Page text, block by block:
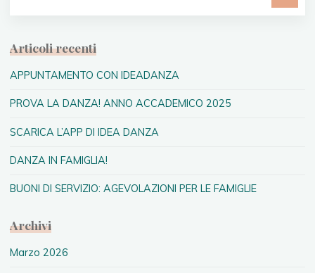
Articoli recenti
APPUNTAMENTO CON IDEADANZA
PROVA LA DANZA! ANNO ACCADEMICO 2025
SCARICA L’APP DI IDEA DANZA
DANZA IN FAMIGLIA!
BUONI DI SERVIZIO: AGEVOLAZIONI PER LE FAMIGLIE
Archivi
Marzo 2026